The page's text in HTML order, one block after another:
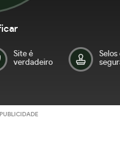
Site é
verdadeiro
Selos